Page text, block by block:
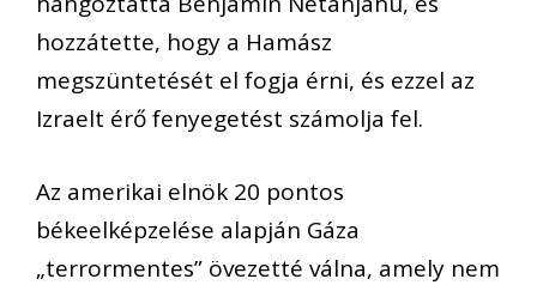
hozzátette, hogy a Hamász
megszüntetését el fogja érni, és ezzel az
Izraelt érő fenyegetést számolja fel.
Az amerikai elnök 20 pontos
békeelképzelése alapján Gáza
„terrormentes” övezetté válna, amely nem